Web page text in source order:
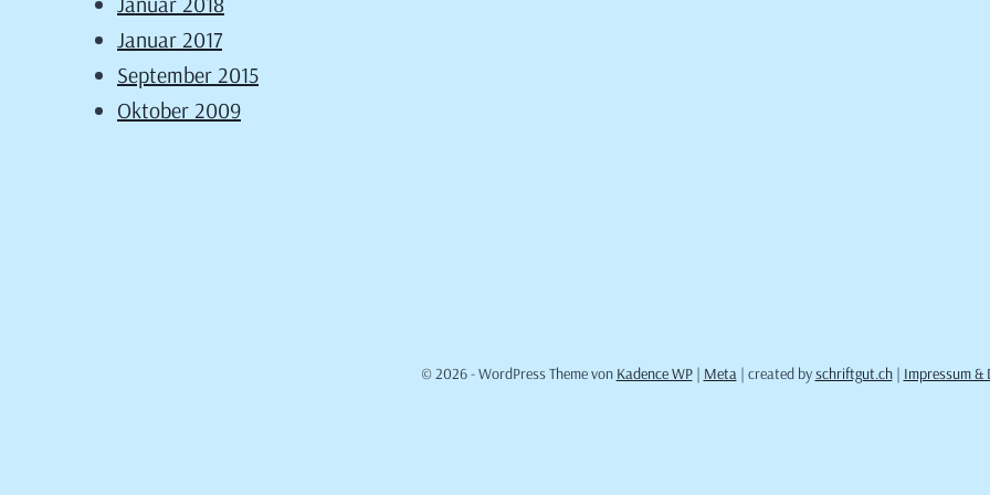
Januar 2017
September 2015
Oktober 2009
© 2026 - WordPress Theme von Kadence WP| Meta| created byschriftgut.ch| Impressum &